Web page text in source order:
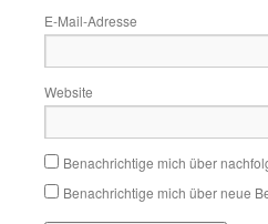
E-Mail-Adresse
Website
Benachrichtige mich über
Benachrichtige mich über neue